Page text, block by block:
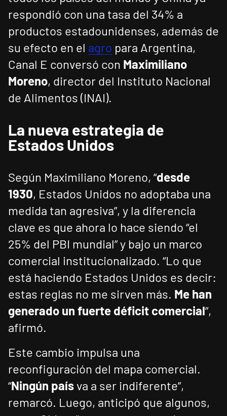
respondió con una tasa del 34% a
productos estadounidenses, además de
su efecto en el agro para Argentina,
Canal E conversó con Maximiliano
Moreno, director del Instituto Nacional
de Alimentos (INAI).
La nueva estrategia de
Estados Unidos
Según Maximiliano Moreno, “desde
1930, Estados Unidos no adoptaba una
medida tan agresiva”, y la diferencia
clave es que ahora lo hace siendo “el
25% del PBI mundial” y bajo un marco
comercial institucionalizado. “Lo que
está haciendo Estados Unidos es decir:
estas reglas no me sirven más. Me han
generado un fuerte déficit comercial”,
afirmó.
Este cambio impulsa una
reconfiguración del mapa comercial.
“Ningún paísva a ser indiferente”,
remarcó. Luego, anticipó que algunos,